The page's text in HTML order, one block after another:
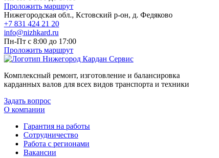
Проложить маршрут
Нижегородская обл., Кстовский р-он, д. Федяково
+7 831 424 21 20
info@nizhkard.ru
Пн-Пт с 8:00 до 17:00
Проложить маршрут
Комплексный ремонт, изготовление и балансировка
карданных валов для всех видов транспорта и техники
Задать вопрос
О компании
Гарантия на работы
Сотрудничество
Работа с регионами
Вакансии